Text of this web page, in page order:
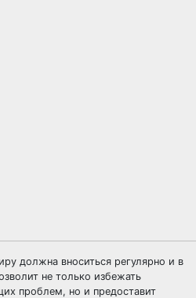
должна вноситься регулярно и в
не только избежать
проблем, но и предоставит